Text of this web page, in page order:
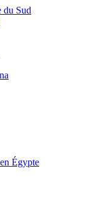
du Sud
Égypte